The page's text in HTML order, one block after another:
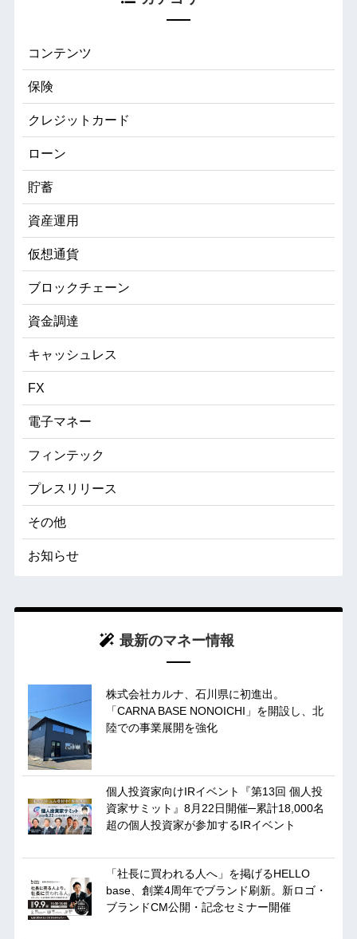
コンテンツ
保険
クレジットカード
ローン
貯蓄
資産運用
仮想通貨
ブロックチェーン
資金調達
キャッシュレス
FX
電子マネー
フィンテック
プレスリリース
その他
お知らせ
最新のマネー情報
株式会社カルナ、石川県に初進出。
「CARNA BASE NONOICHI」を開設し、北
陸での事業展開を強化
個人投資家向けIRイベント『第13回 個人投
資家サミット』8月22日開催─累計18,000名
超の個人投資家が参加するIRイベント
「社長に買われる人へ」を掲げるHELLO
base、創業4周年でブランド刷新。新ロゴ・
ブランドCM公開・記念セミナー開催